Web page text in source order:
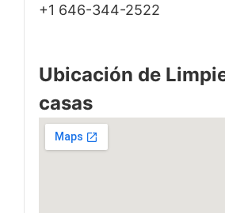
+1 646-344-2522
Ubicación de
casas